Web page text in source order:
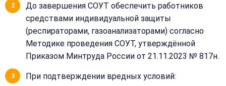
До завершения СОУТ обеспечить работников
средствами индивидуальной защиты
(респираторами, газоанализаторами) согласно
Методике проведения СОУТ, утверждённой
Приказом Минтруда России от 21.11.2023 № 817н.
При подтверждении вредных условий: